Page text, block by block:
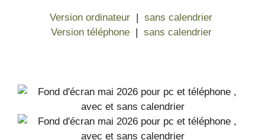
Version ordinateur | sans calendrier
Version téléphone| sans calendrier